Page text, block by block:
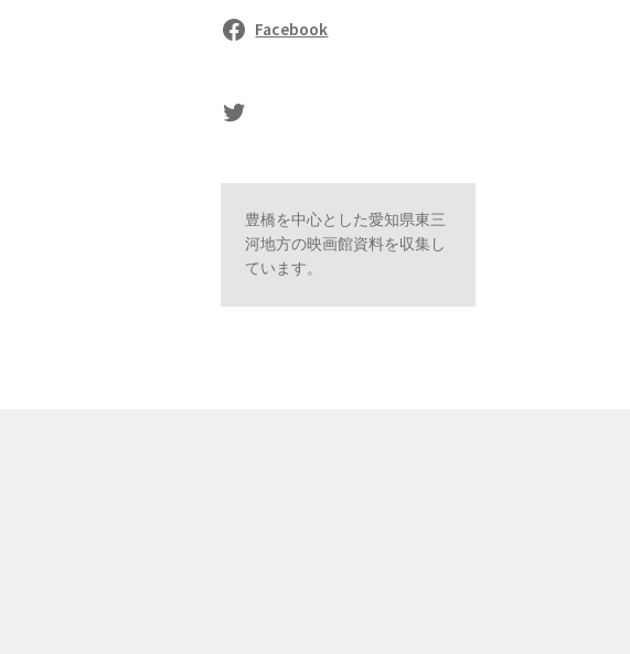
Facebook
sasaki's Twitter
豊橋を中心とした愛知県東三
河地方の映画館資料を収集し
ています。